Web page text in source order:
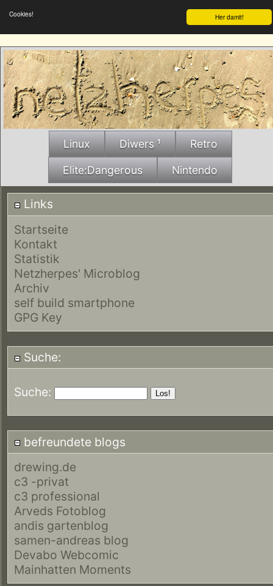
Her damit!
Cookies!
Linux Diwers ¹ Retro
Elite:Dangerous Nintendo
Links
Startseite
Kontakt
Statistik
Netzherpes' Microblog
Archiv
self build smartphone
GPG Key
Suche:
Suche:
befreundete blogs
drewing.de
c3 -privat
c3 professional
Arveds Fotoblog
andis gartenblog
samen-andreas blog
Devabo Webcomic
Mainhatten Moments